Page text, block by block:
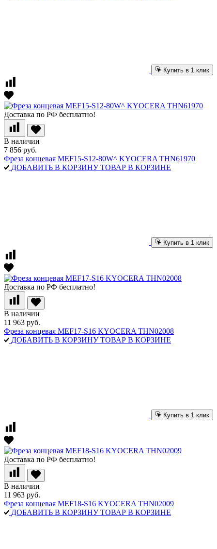
Купить в 1 клик
Доставка по РФ бесплатно!
В наличии
7 856 руб.
Фреза концевая MEF15-S12-80W^ KYOCERA THN61970
ДОБАВИТЬ В КОРЗИНУ ТОВАР В КОРЗИНЕ
Купить в 1 клик
Доставка по РФ бесплатно!
В наличии
11 963 руб.
Фреза концевая MEF17-S16 KYOCERA THN02008
ДОБАВИТЬ В КОРЗИНУ ТОВАР В КОРЗИНЕ
Купить в 1 клик
Доставка по РФ бесплатно!
В наличии
11 963 руб.
Фреза концевая MEF18-S16 KYOCERA THN02009
ДОБАВИТЬ В КОРЗИНУ ТОВАР В КОРЗИНЕ